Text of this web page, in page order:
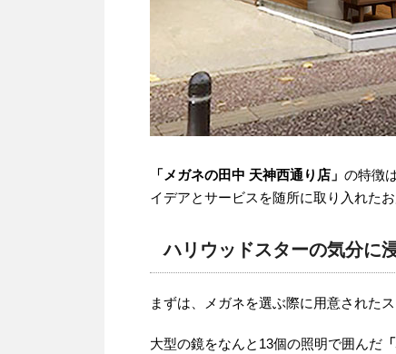
「メガネの田中 天神西通り店」 の特徴
イデアとサービスを随所に取り入れたお
ハリウッドスターの気分に
まずは、メガネを選ぶ際に用意されたス
大型の鏡をなんと13個の照明で囲んだ